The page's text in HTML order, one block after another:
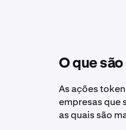
O que
As ações
empresas que
as quais são